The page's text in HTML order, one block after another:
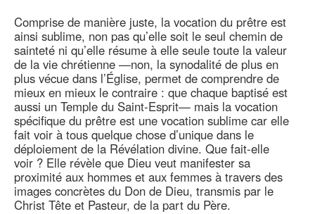
Comprise de manière juste, la vocation du prêtre est
ainsi sublime, non pas qu’elle soit le seul chemin de
sainteté ni qu’elle résume à elle seule toute la valeur
de la vie chrétienne —non, la synodalité de plus en
plus vécue dans l’Église, permet de comprendre de
mieux en mieux le contraire : que chaque baptisé est
aussi un Temple du Saint-Esprit— mais la vocation
spécifique du prêtre est une vocation sublime car elle
fait voir à tous quelque chose d’unique dans le
déploiement de la Révélation divine. Que fait-elle
voir ? Elle révèle que Dieu veut manifester sa
proximité aux hommes et aux femmes à travers des
images concrètes du Don de Dieu, transmis par le
Christ Tête et Pasteur, de la part du Père.